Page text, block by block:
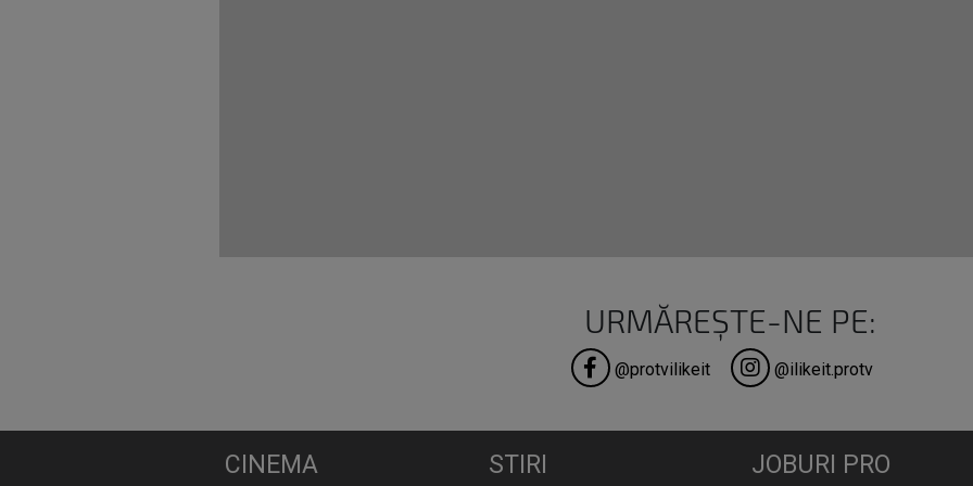
URMĂREȘTE-NE PE:
@protvilikeit @ilikeit.protv
CINEMA STIRI JOBURI PRO